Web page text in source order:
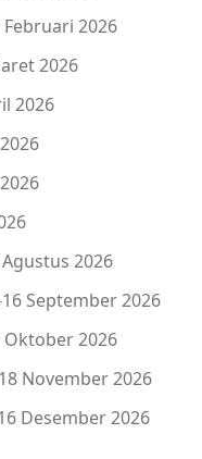
2026
2026
2026
2026
September 2026
2026
November 2026
Desember 2026